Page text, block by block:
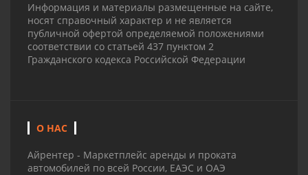
Информация и материалы размещенные на сайте,
носят справочный характер и не является
публичной офертой определяемой положениями
соответствии со статьей 437 пунктом 2
Гражданского кодекса Российской Федерации
О НАС
Айрентер - Маркетплейс аренды и проката
автомобилей по всей России, ЕАЭС и ОАЭ